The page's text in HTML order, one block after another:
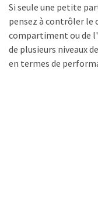
Si seule une petite
pensez à contrôler le
compartiment ou de
de plusieurs niveaux
en termes de